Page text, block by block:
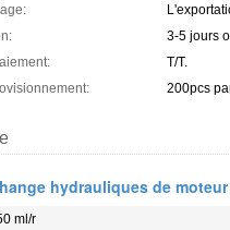
3-5 jours
T/T.
200pcs
hydrauliques de moteur
ml/r